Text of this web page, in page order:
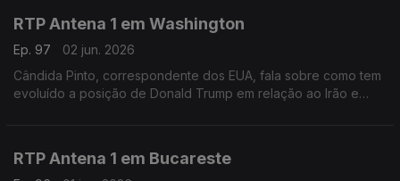
RTP Antena 1 em Washington
Ep. 97
02 jun. 2026
Cândida Pinto, correspondente dos EUA, fala sobre como tem
evoluído a posição de Donald Trump em relação ao Irão e
RTP Antena 1 em Bucareste